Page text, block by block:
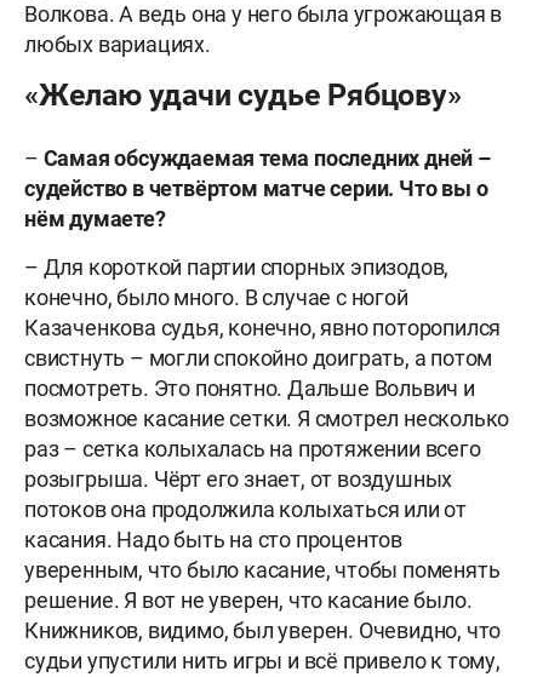
Волкова. А ведь она у него была угрожающая в
любых вариациях.
«Желаю удачи судье Рябцову»
– Самая обсуждаемая тема последних дней –
судейство в четвёртом матче серии. Что вы о
нём думаете?
– Для короткой партии спорных эпизодов,
конечно, было много. В случае с ногой
Казаченкова судья, конечно, явно поторопился
свистнуть – могли спокойно доиграть, а потом
посмотреть. Это понятно. Дальше Вольвич и
возможное касание сетки. Я смотрел несколько
раз – сетка колыхалась на протяжении всего
розыгрыша. Чёрт его знает, от воздушных
потоков она продолжила колыхаться или от
касания. Надо быть на сто процентов
уверенным, что было касание, чтобы поменять
решение. Я вот не уверен, что касание было.
Книжников, видимо, был уверен. Очевидно, что
судьи упустили нить игры и всё привело к тому,